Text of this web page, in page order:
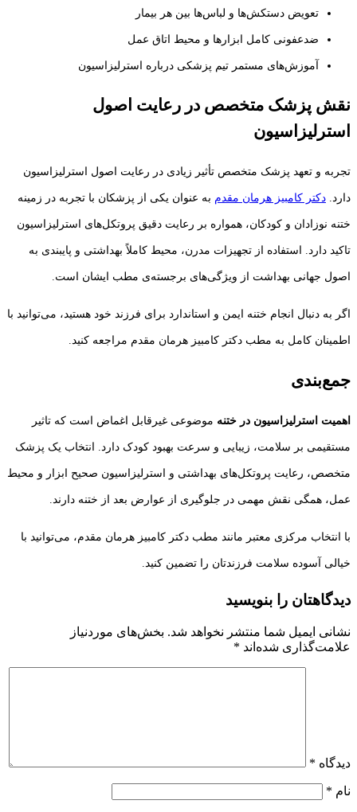
تعویض دستکش‌ها و لباس‌ها بین هر بیمار
ضدعفونی کامل ابزارها و محیط اتاق عمل
آموزش‌های مستمر تیم پزشکی درباره استرلیزاسیون
نقش پزشک متخصص در رعایت اصول
استرلیزاسیون
تجربه و تعهد پزشک متخصص تأثیر زیادی در رعایت اصول استرلیزاسیون
دارد. دکتر کامبیز هرمان مقدم به عنوان یکی از پزشکان با تجربه در زمینه
ختنه نوزادان و کودکان، همواره بر رعایت دقیق پروتکل‌های استرلیزاسیون
تاکید دارد. استفاده از تجهیزات مدرن، محیط کاملاً بهداشتی و پایبندی به
اصول جهانی بهداشت از ویژگی‌های برجسته‌ی مطب ایشان است.
اگر به دنبال انجام ختنه ایمن و استاندارد برای فرزند خود هستید، می‌توانید با
اطمینان کامل به مطب دکتر کامبیز هرمان مقدم مراجعه کنید.
جمع‌بندی
اهمیت استرلیزاسیون در ختنه موضوعی غیرقابل اغماض است که تاثیر
مستقیمی بر سلامت، زیبایی و سرعت بهبود کودک دارد. انتخاب یک پزشک
متخصص، رعایت پروتکل‌های بهداشتی و استرلیزاسیون صحیح ابزار و محیط
عمل، همگی نقش مهمی در جلوگیری از عوارض بعد از ختنه دارند.
با انتخاب مرکزی معتبر مانند مطب دکتر کامبیز هرمان مقدم، می‌توانید با
خیالی آسوده سلامت فرزندتان را تضمین کنید.
دیدگاهتان را بنویسید
نشانی ایمیل شما منتشر نخواهد شد. بخش‌های موردنیاز
علامت‌گذاری شده‌اند *
دیدگاه *
نام *